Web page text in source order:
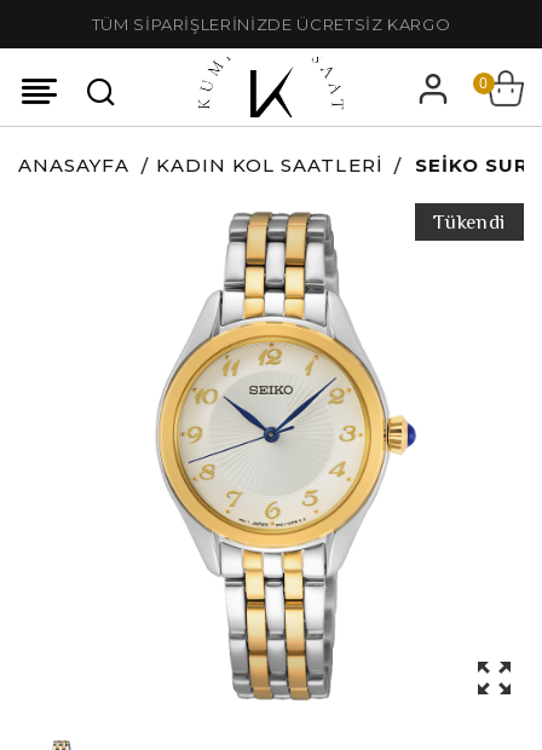
TÜM SİPARİŞLERİNİZDE ÜCRETSİZ KARGO
0
ANASAYFA KADIN KOL SAATLERI SEIKO
Tükendi